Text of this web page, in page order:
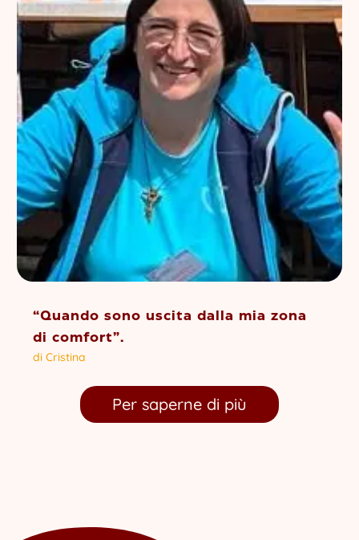
“Quando sono uscita dalla mia zona
di comfort”.
diCristina
Per saperne di più